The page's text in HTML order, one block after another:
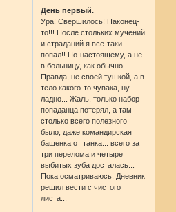
День первый.
Ура! Свершилось! Наконец-
то!!! После стольких мучений
и страданий я всё-таки
попал!! По-настоящему, а не
в больницу, как обычно...
Правда, не своей тушкой, а в
тело какого-то чувака, ну
ладно... Жаль, только набор
попаданца потерял, а там
столько всего полезного
было, даже командирская
башенка от танка... всего за
три перелома и четыре
выбитых зуба досталась...
Пока осматриваюсь. Дневник
решил вести с чистого
листа...